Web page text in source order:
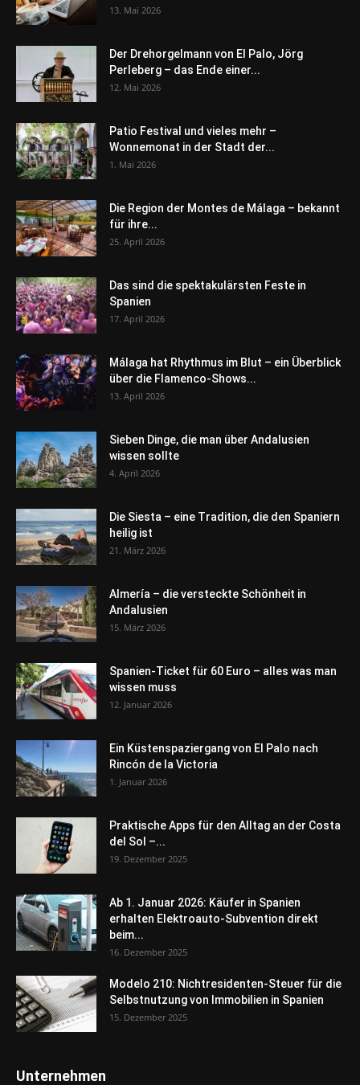
13. Mai 2026
Der Drehorgelmann von El Palo, Jörg
Perleberg – das Ende einer...
12. Mai 2026
Patio Festival und vieles mehr –
Wonnemonat in der Stadt der...
1. Mai 2026
Die Region der Montes de Málaga – bekannt
für ihre...
25. April 2026
Das sind die spektakulärsten Feste in
Spanien
17. April 2026
Málaga hat Rhythmus im Blut – ein Überblick
über die Flamenco-Shows...
13. April 2026
Sieben Dinge, die man über Andalusien
wissen sollte
4. April 2026
Die Siesta – eine Tradition, die den Spaniern
heilig ist
21. März 2026
Almería – die versteckte Schönheit in
Andalusien
15. März 2026
Spanien-Ticket für 60 Euro – alles was man
wissen muss
12. Januar 2026
Ein Küstenspaziergang von El Palo nach
Rincón de la Victoria
1. Januar 2026
Praktische Apps für den Alltag an der Costa
del Sol –...
19. Dezember 2025
Ab 1. Januar 2026: Käufer in Spanien
erhalten Elektroauto-Subvention direkt
beim...
16. Dezember 2025
Modelo 210: Nichtresidenten-Steuer für die
Selbstnutzung von Immobilien in Spanien
15. Dezember 2025
Unternehmen